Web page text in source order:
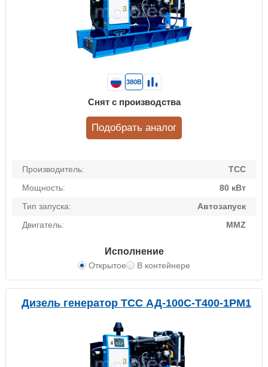
Производитель:
ТСС
Мощность:
80 кВт
Тип запуска:
Автозапуск
Двигатель:
MMZ
Исполнение
Открытое В контейнере
380В
Снят с производства
Подобрать аналог
Дизель генератор ТСС АД-100С-Т400-1РМ1